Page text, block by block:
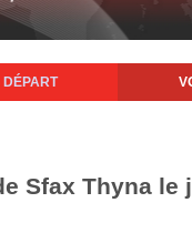
DÉPART
Sfax Thyna le